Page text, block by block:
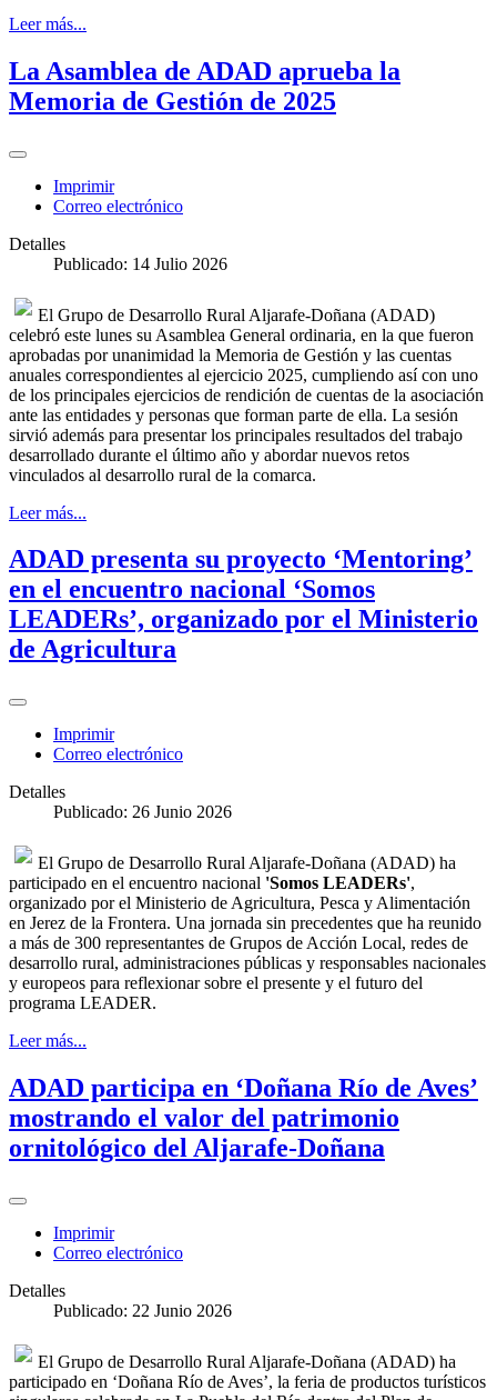
Leer más...
La Asamblea de ADAD aprueba la
Memoria de Gestión de 2025
Imprimir
Correo electrónico
Detalles
Publicado: 14 Julio 2026
El Grupo de Desarrollo Rural Aljarafe-Doñana (ADAD)
celebró este lunes su Asamblea General ordinaria, en la que fueron
aprobadas por unanimidad la Memoria de Gestión y las cuentas
anuales correspondientes al ejercicio 2025, cumpliendo así con uno
de los principales ejercicios de rendición de cuentas de la asociación
ante las entidades y personas que forman parte de ella. La sesión
sirvió además para presentar los principales resultados del trabajo
desarrollado durante el último año y abordar nuevos retos
vinculados al desarrollo rural de la comarca.
Leer más...
ADAD presenta su proyecto ‘Mentoring’
en el encuentro nacional ‘Somos
LEADERs’, organizado por el Ministerio
de Agricultura
Imprimir
Correo electrónico
Detalles
Publicado: 26 Junio 2026
El Grupo de Desarrollo Rural Aljarafe-Doñana (ADAD) ha
participado en el encuentro nacional 'Somos LEADERs',
organizado por el Ministerio de Agricultura, Pesca y Alimentación
en Jerez de la Frontera. Una jornada sin precedentes que ha reunido
a más de 300 representantes de Grupos de Acción Local, redes de
desarrollo rural, administraciones públicas y responsables nacionales
y europeos para reflexionar sobre el presente y el futuro del
programa LEADER.
Leer más...
ADAD participa en ‘Doñana Río de Aves’
mostrando el valor del patrimonio
ornitológico del Aljarafe-Doñana
Imprimir
Correo electrónico
Detalles
Publicado: 22 Junio 2026
El Grupo de Desarrollo Rural Aljarafe-Doñana (ADAD) ha
participado en ‘Doñana Río de Aves’, la feria de productos turísticos